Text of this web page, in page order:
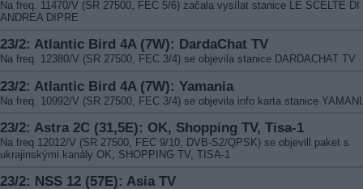
Na freq. 11470/V (SR 27500, FEC 5/6) začala vysílat stanice LE SCELTE DI
ANDREA DIPRE
23/2: Atlantic Bird 4A (7W): DardaChat TV
Na freq. 12380/V (SR 27500, FEC 3/4) se objevila stanice DARDACHAT TV
23/2: Atlantic Bird 4A (7W): Yamania
Na freq. 10992/V (SR 27500, FEC 3/4) se objevila info karta stanice
23/2: Astra 2C (31,5E): OK, Shopping TV, Тisa-1
Na freq 12012/V (SR 27500, FEC 9/10, DVB-S2/QPSK) se objevill paket s
ukrajinskými kanály OK, SHOPPING TV, ТISA-1
23/2: NSS 12 (57E): Asia TV